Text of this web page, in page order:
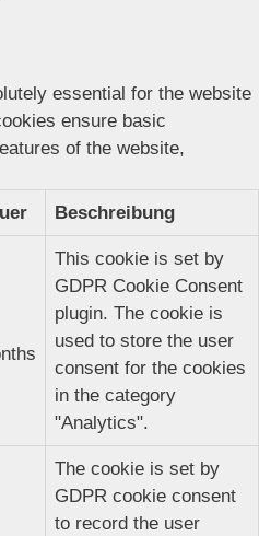
essential for the website
ensure basic
of the website,
Beschreibung
This cookie is set by
GDPR Cookie Consent
plugin. The cookie is
used to store the user
consent for the cookies
in the category
"Analytics".
The cookie is set by
GDPR cookie consent
to record the user